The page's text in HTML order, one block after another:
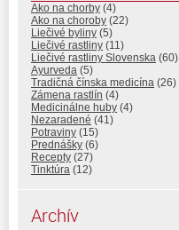
Ako na chorby (4)
Ako na choroby (22)
Liečivé byliny (5)
Liečivé rastliny (11)
Liečivé rastliny Slovenska (60)
Ayurveda (5)
Tradičná čínska medicína (26)
Zámena rastlín (4)
Medicinálne huby (4)
Nezaradené (41)
Potraviny (15)
Prednášky (6)
Recepty (27)
Tinktúra (12)
Archív